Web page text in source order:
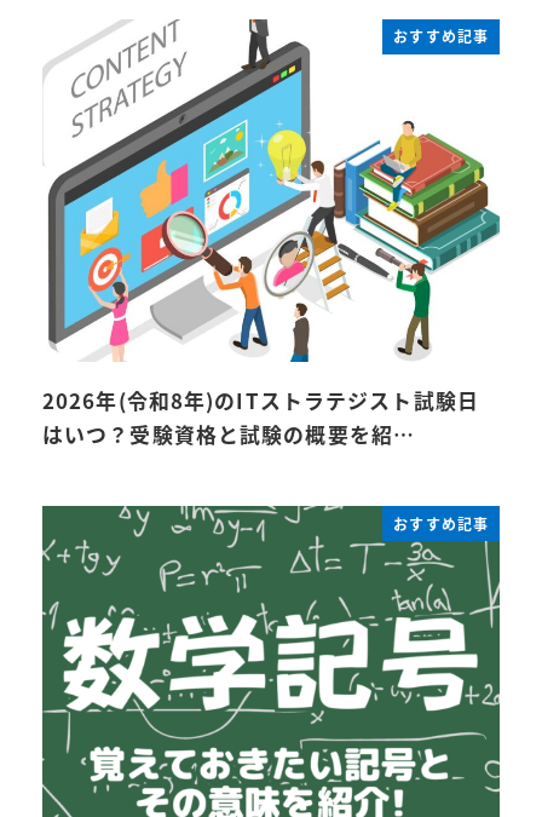
おすすめ記事
2026年(令和8年)のITストラテジスト試験日
はいつ？受験資格と試験の概要を紹…
おすすめ記事